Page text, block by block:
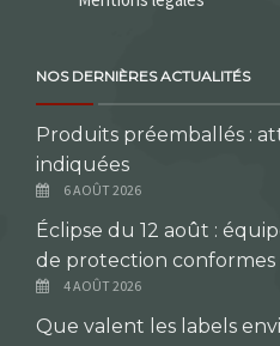
NOS DERNIÈRES ACTUALITÉS
Produits préemballés :
indiquées
6 AOÛT 2026
Éclipse du 12 août :
de protection conformes
4 AOÛT 2026
Que valent les labels